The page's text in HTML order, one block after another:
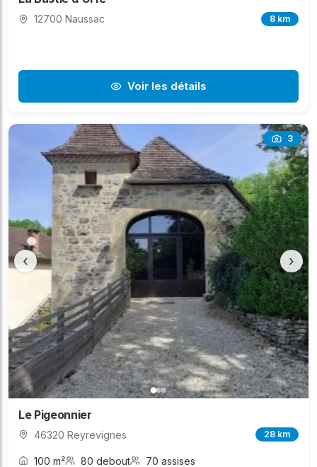
12700 Naussac 8 km
Voir les détails
3
‹ ›
Le Pigeonnier
46320 Reyrevignes 28 km
100 m² 80 debout 70 assises